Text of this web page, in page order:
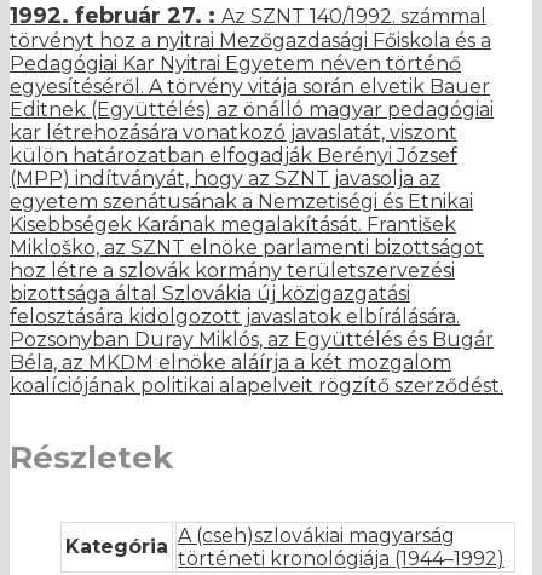
1992. február 27. : Az SZNT 140/1992. számmal
törvényt hoz a nyitrai Mezőgazdasági Főiskola és a
Pedagógiai Kar Nyitrai Egyetem néven történő
egyesítéséről. A törvény vitája során elvetik Bauer
Editnek (Együttélés) az önálló magyar pedagógiai
kar létrehozására vonatkozó javaslatát, viszont
külön határozatban elfogadják Berényi József
(MPP) indítványát, hogy az SZNT javasolja az
egyetem szenátusának a Nemzetiségi és Etnikai
Kisebbségek Karának megalakítását. František
Mikloško, az SZNT elnöke parlamenti bizottságot
hoz létre a szlovák kormány területszervezési
bizottsága által Szlovákia új közigazgatási
felosztására kidolgozott javaslatok elbírálására.
Pozsonyban Duray Miklós, az Együttélés és Bugár
Béla, az MKDM elnöke aláírja a két mozgalom
koalíciójának politikai alapelveit rögzítő szerződést.
Részletek
Kategória A (cseh)szlovákiai magyarság
történeti kronológiája (1944–1992)